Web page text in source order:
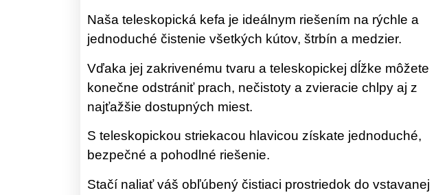
Naša teleskopická kefa je ideálnym riešením na rýchle a
jednoduché čistenie všetkých kútov, štrbín a medzier.
Vďaka jej zakrivenému tvaru a teleskopickej dĺžke môžete
konečne odstrániť prach, nečistoty a zvieracie chlpy aj z
najťažšie dostupných miest.
S teleskopickou striekacou hlavicou získate jednoduché,
bezpečné a pohodlné riešenie.
Stačí naliať váš obľúbený čistiaci prostriedok do vstavanej